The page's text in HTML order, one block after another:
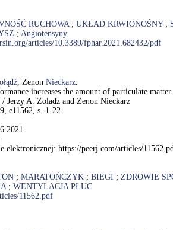
RUCHOWA; UKŁAD KRWIONOŚNY;
; Angiotensyny
articles/10.3389/fphar.2021.682432/pdf
, Zenon Nieckarz.
increases the amount of particulate
Jerzy A. Zoladz and Zenon Nieckarz
e11562, s. 1-22
elektronicznej: https://peerj.com/articles/
; MARATOŃCZYK ; BIEGI ; ZDROWIE
; WENTYLACJA PŁUC
11562.pdf